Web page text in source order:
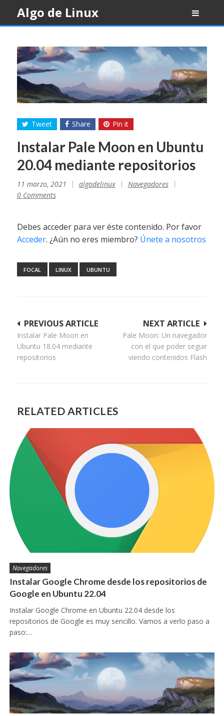
content
Algo de Linux
Tweet Share Pin it
Instalar Pale Moon en Ubuntu
20.04 mediante repositorios
11 marzo, 2021 algodelinux
Navegadores
0 Comments
Debes acceder para ver éste contenido. Por favor
Acceder. ¿Aún no eres miembro? Únete a nosotros
FOCAL LINUX UBUNTU
Navegación
de
entradas
NEXT ARTICLE
Pale Moon: Un navegador
con el que poder seguir
viendo contenidos Flash
PREVIOUS ARTICLE
Instalar Pale Moon en
Ubuntu 18.04 mediante
repositorios
RELATED ARTICLES
Navegadores
Instalar Google Chrome desde los repositorios de
Google en Ubuntu 22.04
Instalar Google Chrome en Ubuntu 22.04 desde los
repositorios de Google es muy sencillo. Vamos a verlo paso a
paso:…